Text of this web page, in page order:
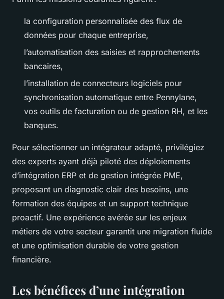
la configuration personnalisée des flux de
données pour chaque entreprise,
l’automatisation des saisies et rapprochements
bancaires,
l’installation de connecteurs logiciels pour
synchronisation automatique entre Pennylane,
vos outils de facturation ou de gestion RH, et les
banques.
Pour sélectionner un intégrateur adapté, privilégiez
des experts ayant déjà piloté des déploiements
d’intégration ERP et de gestion intégrée PME,
proposant un diagnostic clair des besoins, une
formation des équipes et un support technique
proactif. Une expérience avérée sur les enjeux
métiers de votre secteur garantit une migration fluide
et une optimisation durable de votre gestion
financière.
Les bénéfices d’une intégration